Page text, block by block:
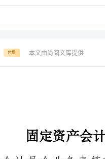
付费 本文由尚阅文库提供